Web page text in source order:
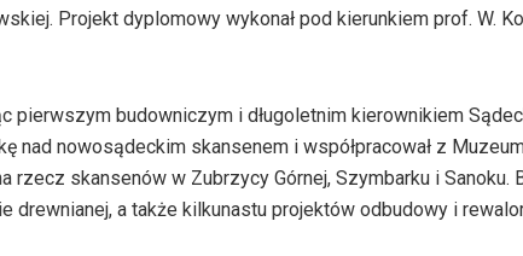
Projekt dyplomowy wykonał pod kierunkiem prof. W.
pierwszym budowniczym i długoletnim kierownikiem
nad nowosądeckim skansenem i współpracował z
skansenów w Zubrzycy Górnej, Szymbarku i Sanoku.
drewnianej, a także kilkunastu projektów odbudowy i